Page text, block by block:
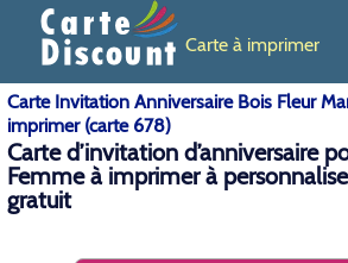
Carte à imprimer
Carte Invitation Anniversaire Bois Fleur
imprimer (carte 678)
Carte d’invitation d’anniversaire
Femme à imprimer à
gratuit